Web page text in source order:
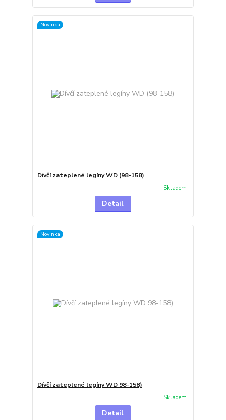
Novinka
Dívčí zateplené legíny WD (98-158)
Skladem
Detail
Novinka
Dívčí zateplené legíny WD 98-158)
Skladem
Detail